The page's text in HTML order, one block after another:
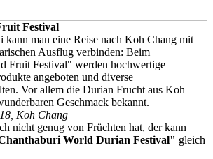
Festival
kann man eine Reise nach Koh Chang mit
Ausflug verbinden: Beim
Fruit Festival" werden hochwertige
angeboten und diverse
Vor allem die Durian Frucht aus Koh
Geschmack bekannt.
Koh Chang
nicht genug von Früchten hat, der kann
World Durian Festival" gleich